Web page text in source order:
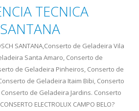
TECNICA
SANTANA,Conserto de Geladeira Vila
Santa Amaro, Conserto de
de Geladeira Pinheiros, Conserto de
de Geladeira Itaim Bibi, Conserto
de Geladeira Jardins. Conserto
ELECTROLUX CAMPO BELO?